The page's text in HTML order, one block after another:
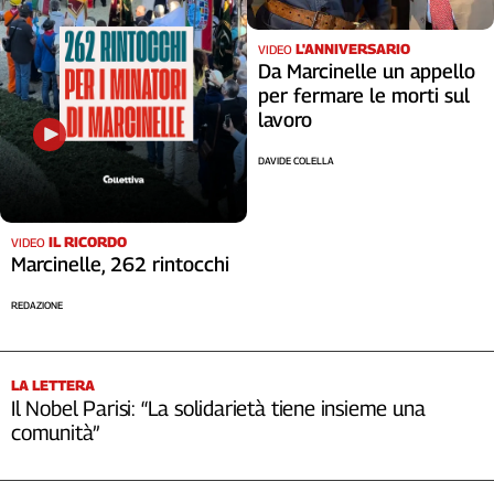
VIDEO IL RICORDO
Marcinelle, 262 rintocchi
REDAZIONE
VIDEO L'ANNIVERSARIO
Da Marcinelle un appello
per fermare le morti sul
lavoro
DAVIDE COLELLA
LA LETTERA
Il Nobel Parisi: “La solidarietà tiene insieme una
comunità”